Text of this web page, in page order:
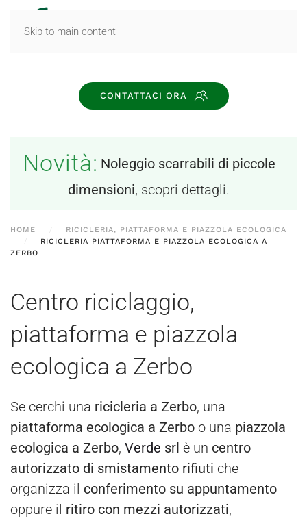
Skip to main content
CONTATTACI ORA
Novità: Noleggio scarrabili di piccole
dimensioni, scopri dettagli.
HOME
RICICLERIA, PIATTAFORMA E PIAZZOLA ECOLOGICA
RICICLERIA PIATTAFORMA E PIAZZOLA ECOLOGICA A
ZERBO
Centro riciclaggio,
piattaforma e piazzola
ecologica a Zerbo
Se cerchi una ricicleria a Zerbo, una
piattaforma ecologica a Zerbo o una piazzola
ecologica a Zerbo, Verde srl è un centro
autorizzato di smistamento rifiuti che
organizza il conferimento su appuntamento
oppure il ritiro con mezzi autorizzati,